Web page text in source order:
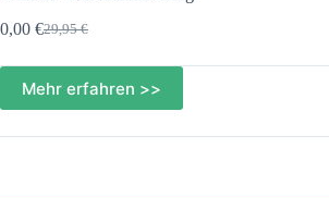
29,95€
Ursprünglicher
29,95 €
0,00 €Aktueller
0,00 €.
Mehr erfahren >>